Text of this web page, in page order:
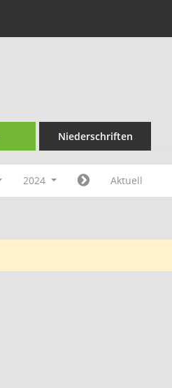
Niederschriften
2024 Aktuell